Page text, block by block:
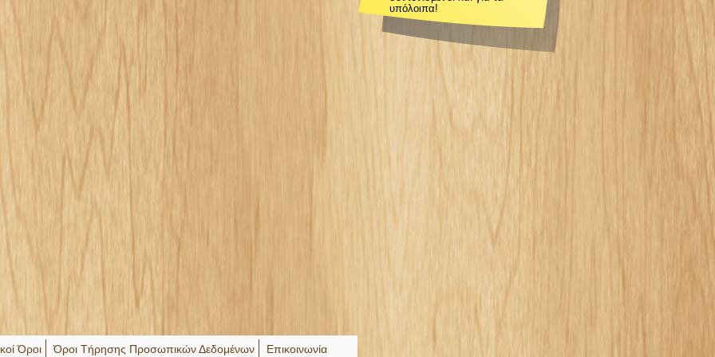
υπόλοιπα!
Όροι Όροι Τήρησης Προσωπικών Δεδομένων Επικοινωνία